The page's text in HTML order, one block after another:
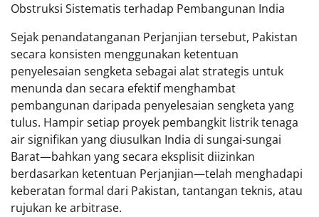
Obstruksi Sistematis terhadap Pembangunan India
Sejak penandatanganan Perjanjian tersebut, Pakistan
secara konsisten menggunakan ketentuan
penyelesaian sengketa sebagai alat strategis untuk
menunda dan secara efektif menghambat
pembangunan daripada penyelesaian sengketa yang
tulus. Hampir setiap proyek pembangkit listrik tenaga
air signifikan yang diusulkan India di sungai-sungai
Barat—bahkan yang secara eksplisit diizinkan
berdasarkan ketentuan Perjanjian—telah menghadapi
keberatan formal dari Pakistan, tantangan teknis, atau
rujukan ke arbitrase.